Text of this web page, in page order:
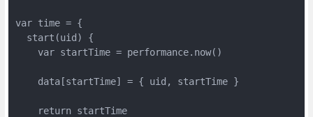
var time = {
  start(uid) {
    var startTime = performance.now()
    data[startTime] = { uid, startTime }
    return startTime